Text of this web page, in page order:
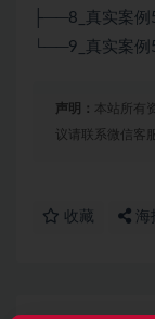
├──8_真实案
└──9_真实案例
声明： 本站所有
议请联系微信客
收藏 海